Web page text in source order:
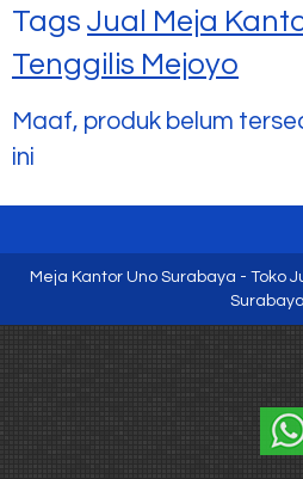
Tags Jual Meja
Tenggilis Mejoyo
Maaf, produk belum
ini
Meja Kantor Uno Surabaya - Toko
Surabaya